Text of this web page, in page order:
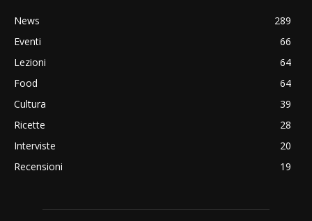
News
289
Eventi
66
Lezioni
64
Food
64
Cultura
39
Ricette
28
Interviste
20
Recensioni
19